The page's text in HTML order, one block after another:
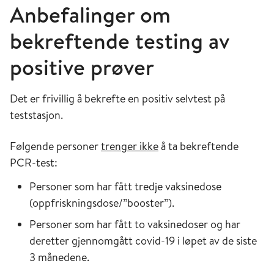
Anbefalinger om
bekreftende testing av
positive prøver
Det er frivillig å bekrefte en positiv selvtest på
teststasjon.
Følgende personertrenger ikkeå ta bekreftende
PCR-test:
Personer som har fått tredje vaksinedose
(oppfriskningsdose/”booster”).
Personer som har fått to vaksinedoser og har
deretter gjennomgått covid-19 i løpet av de siste
3 månedene.